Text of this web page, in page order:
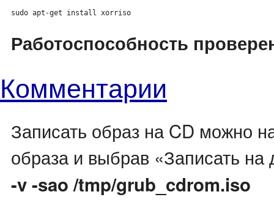
sudo apt-get install xorriso
Работоспособность
Комментарии
Записать образ на CD можно
образа и выбрав «Записать
-v -sao /tmp/grub_cdrom.iso